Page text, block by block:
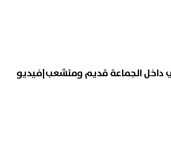
داخل الجماعة قديم ومتشعب|فيديو